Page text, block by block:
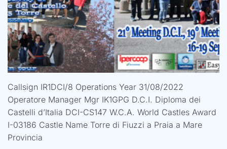
Callsign IR1DCI/8 Operations Year 31/08/2022
Operatore Manager Mgr IK1GPG D.C.I. Diploma dei
Castelli d’Italia DCI-CS147 W.C.A. World Castles Award
I-03186 Castle Name Torre di Fiuzzi a Praia a Mare
Provincia